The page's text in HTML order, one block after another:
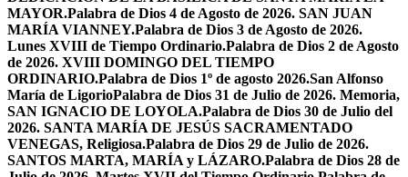
MAYOR.Palabra de Dios 4 de Agosto de 2026. SAN JUAN
MARÍA VIANNEY.Palabra de Dios 3 de Agosto de 2026.
Lunes XVIII de Tiempo Ordinario.Palabra de Dios 2 de Agosto
de 2026. XVIII DOMINGO DEL TIEMPO
ORDINARIO.Palabra de Dios 1º de agosto 2026.San Alfonso
María de LigorioPalabra de Dios 31 de Julio de 2026. Memoria,
SAN IGNACIO DE LOYOLA.Palabra de Dios 30 de Julio del
2026. SANTA MARÍA DE JESÚS SACRAMENTADO
VENEGAS, Religiosa.Palabra de Dios 29 de Julio de 2026.
SANTOS MARTA, MARÍA y LÁZARO.Palabra de Dios 28 de